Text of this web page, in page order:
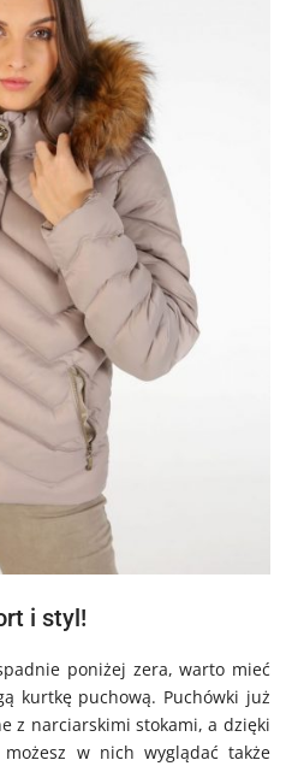
i styl!
poniżej zera, warto mieć
kurtkę puchową. Puchówki już
z narciarskimi stokami, a dzięki
w nich wyglądać także